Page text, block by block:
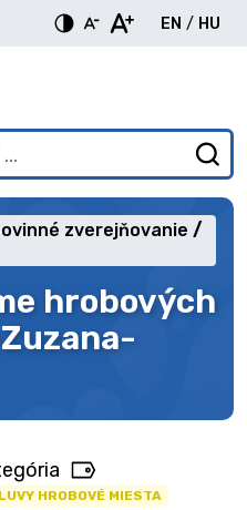
EN
English
/ HU
hrobových
zverejňovanie
HROBOVÉ MIESTA